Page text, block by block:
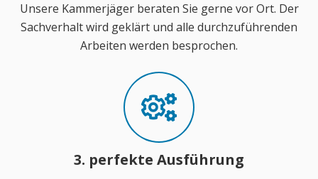
Unsere Kammerjäger beraten Sie gerne vor Ort. Der
Sachverhalt wird geklärt und alle durchzuführenden
Arbeiten werden besprochen.
3. perfekte Ausführung